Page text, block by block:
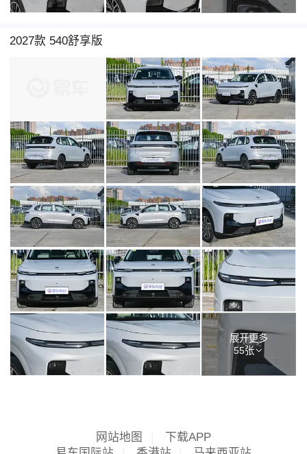
2027款 540舒享版
展开更多
55张
网站地图
下载APP